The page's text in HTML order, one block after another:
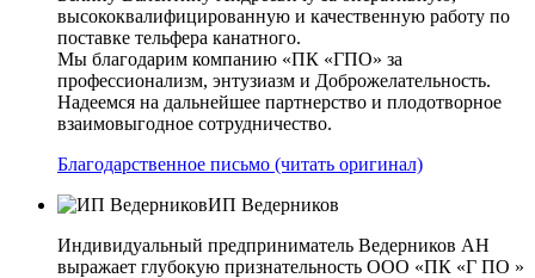
высококвалифицированную и качественную работу по
поставке тельфера канатного.
Мы благодарим компанию «ПК «ГПО» за
профессионализм, энтузиазм и Доброжелательность.
Надеемся на дальнейшее партнерство и плодотворное
взаимовыгодное сотрудничество.
Благодарственное письмо (читать оригинал)
ИП Ведерников
Индивидуальный предприниматель Ведерников АН
выражает глубокую признательность ООО «ПК «Г ПО »